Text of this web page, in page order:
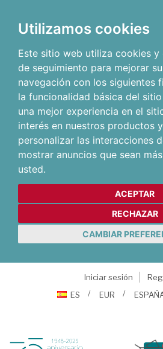
Utilizamos cookies
Este sitio web utiliza cookies
de seguimiento para mejorar
navegación con los siguientes
la funcionalidad básica del
una mejor experiencia en el
interés en nuestros productos
personalizar las interacciones
mostrar anuncios que sean
usted.
ACEPTAR
RECHAZAR
CAMBIAR
Iniciar sesión
ES
EUR